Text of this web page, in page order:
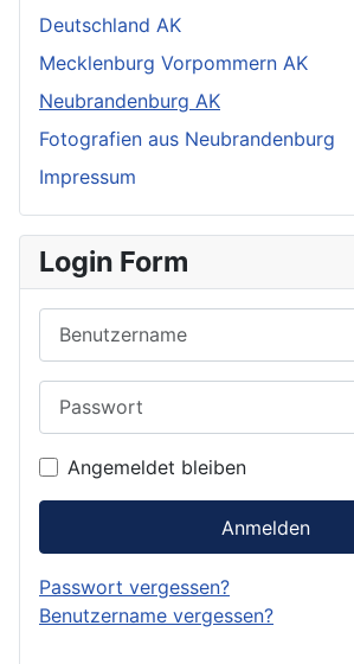
Deutschland AK
Mecklenburg Vorpommern AK
Neubrandenburg AK
Fotografien aus Neubrandenburg
Impressum
Login Form
Angemeldet bleiben
Anmelden
Passwort vergessen?
Benutzername vergessen?